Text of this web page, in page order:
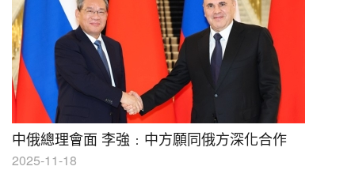
中俄總理會面 李強﹕中方願同俄方深化合作
2025-11-18